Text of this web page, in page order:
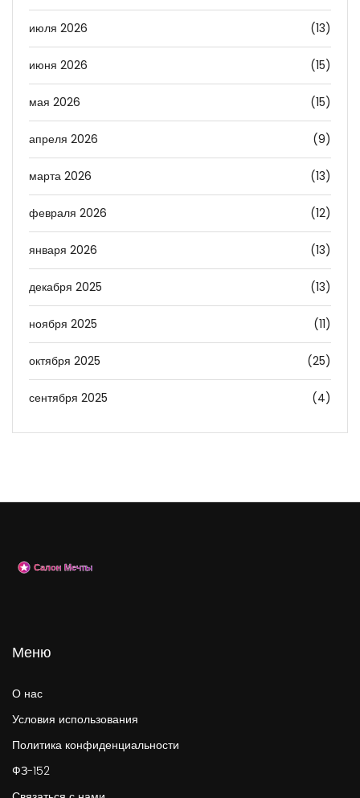
июля 2026 (13)
июня 2026 (15)
мая 2026 (15)
апреля 2026 (9)
марта 2026 (13)
февраля 2026 (12)
января 2026 (13)
декабря 2025 (13)
ноября 2025 (11)
октября 2025 (25)
сентября 2025 (4)
Меню
О нас
Условия использования
Политика конфиденциальности
ФЗ-152